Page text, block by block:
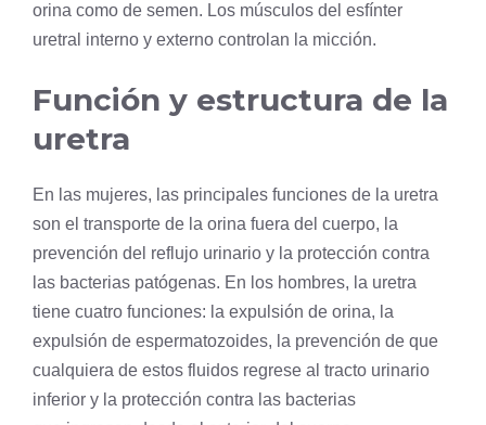
orina como de semen. Los músculos del esfínter
uretral interno y externo controlan la micción.
Función y estructura de la
uretra
En las mujeres, las principales funciones de la uretra
son el transporte de la orina fuera del cuerpo, la
prevención del reflujo urinario y la protección contra
las bacterias patógenas. En los hombres, la uretra
tiene cuatro funciones: la expulsión de orina, la
expulsión de espermatozoides, la prevención de que
cualquiera de estos fluidos regrese al tracto urinario
inferior y la protección contra las bacterias